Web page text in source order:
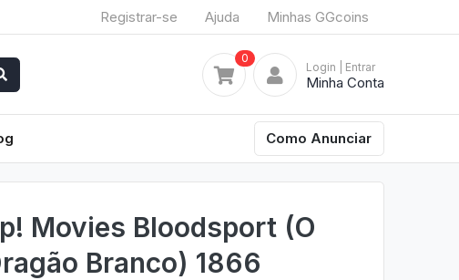
Registrar-se Ajuda Minhas GGcoins
0
Login | Entrar
Minha Conta
Como Anunciar
Movies Bloodsport (O
Branco) 1866